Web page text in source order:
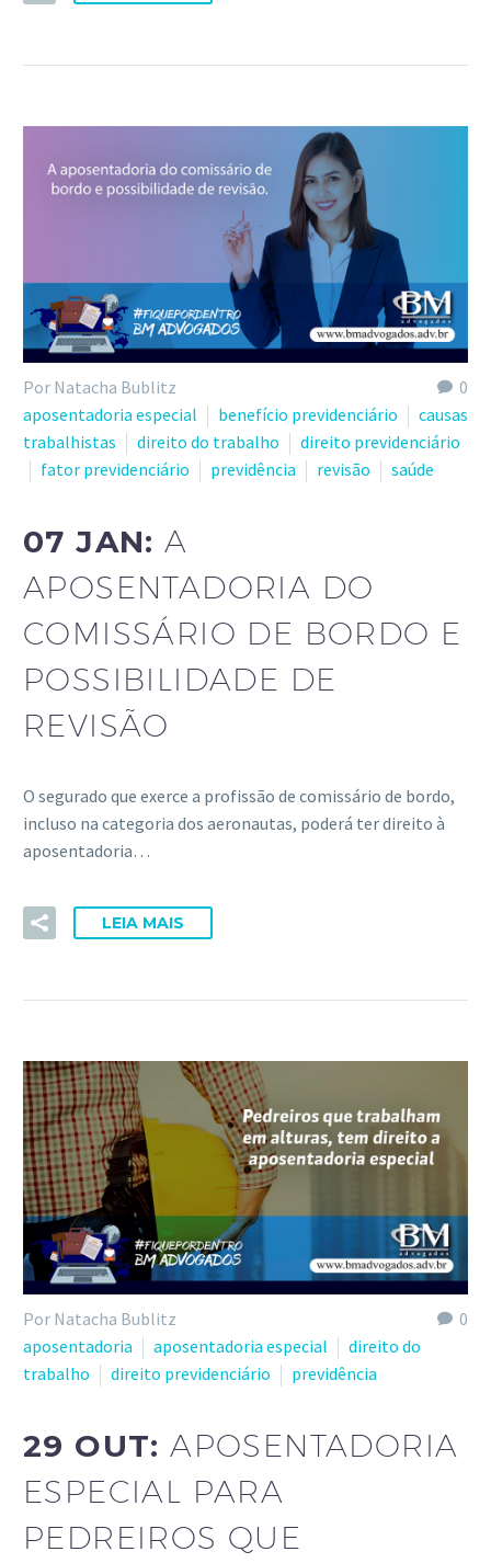
0
Por Natacha Bublitz
aposentadoria especial
benefício previdenciário
causas
trabalhistas
direito do trabalho
direito previdenciário
fator previdenciário
previdência revisão saúde
07 JAN:A
APOSENTADORIA DO
COMISSÁRIO DE BORDO E
POSSIBILIDADE DE
REVISÃO
O segurado que exerce a profissão de comissário de bordo,
incluso na categoria dos aeronautas, poderá ter direito à
aposentadoria…
LEIA MAIS
0
Por Natacha Bublitz
aposentadoria
aposentadoria especial
direito do
trabalho
direito previdenciário previdência
29 OUT:APOSENTADORIA
ESPECIAL PARA
PEDREIROS QUE